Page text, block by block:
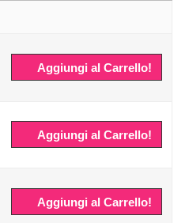
Aggiungi al Carrello!
Aggiungi al Carrello!
Aggiungi al Carrello!